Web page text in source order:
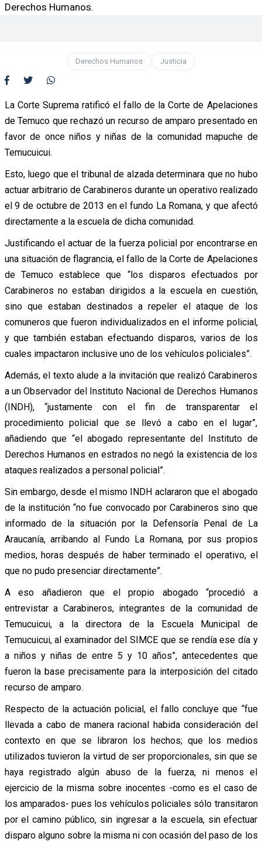
Derechos Humanos.
Derechos Humanos Justicia
La Corte Suprema ratificó el fallo de la Corte de Apelaciones
de Temuco que rechazó un recurso de amparo presentado en
favor de once niños y niñas de la comunidad mapuche de
Temucuicui.
Esto, luego que el tribunal de alzada determinara que no hubo
actuar arbitrario de Carabineros durante un operativo realizado
el 9 de octubre de 2013 en el fundo La Romana, y que afectó
directamente a la escuela de dicha comunidad.
Justificando el actuar de la fuerza policial por encontrarse en
una situación de flagrancia, el fallo de la Corte de Apelaciones
de Temuco establece que “los disparos efectuados por
Carabineros no estaban dirigidos a la escuela en cuestión,
sino que estaban destinados a repeler el ataque de los
comuneros que fueron individualizados en el informe policial,
y que también estaban efectuando disparos, varios de los
cuales impactaron inclusive uno de los vehículos policiales”.
Además, el texto alude a la invitación que realizó Carabineros
a un Observador del Instituto Nacional de Derechos Humanos
(INDH), “justamente con el fin de transparentar el
procedimiento policial que se llevó a cabo en el lugar”,
añadiendo que “el abogado representante del Instituto de
Derechos Humanos en estrados no negó la existencia de los
ataques realizados a personal policial”.
Sin embargo, desde el mismo INDH aclararon que el abogado
de la institución “no fue convocado por Carabineros sino que
informado de la situación por la Defensoría Penal de La
Araucanía, arribando al Fundo La Romana, por sus propios
medios, horas después de haber terminado el operativo, el
que no pudo presenciar directamente”.
A eso añadieron que el propio abogado “procedió a
entrevistar a Carabineros, integrantes de la comunidad de
Temucuicui, a la directora de la Escuela Municipal de
Temucuicui, al examinador del SIMCE que se rendía ese día y
a niños y niñas de entre 5 y 10 años”, antecedentes que
fueron la base precisamente para la interposición del citado
recurso de amparo.
Respecto de la actuación policial, el fallo concluye que “fue
llevada a cabo de manera racional habida consideración del
contexto en que se libraron los hechos; que los medios
utilizados tuvieron la virtud de ser proporcionales, sin que se
haya registrado algún abuso de la fuerza, ni menos el
ejercicio de la misma sobre inocentes -como es el caso de
los amparados- pues los vehículos policiales sólo transitaron
por el camino público, sin ingresar a la escuela, sin efectuar
disparo alguno sobre la misma ni con ocasión del paso de los